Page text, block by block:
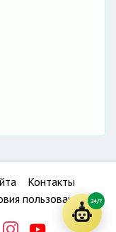
Контакты
пользования 24/7